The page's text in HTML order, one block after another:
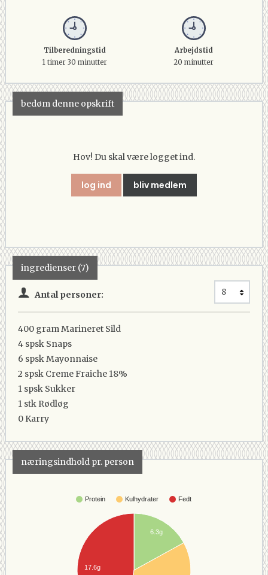
Tilberedningstid
1 timer 30 minutter
Arbejdstid
20 minutter
bedøm denne opskrift
Hov! Du skal være logget ind.
log ind bliv medlem
ingredienser (7)
Antal personer:
400 gramMarineret Sild
4 spsk Snaps
6 spskMayonnaise
2 spsk Creme Fraiche 18%
1 spsk Sukker
1 stk Rødløg
0 Karry
næringsindhold pr. person
Protein Kulhydrater Fedt
6.3g
17.6g